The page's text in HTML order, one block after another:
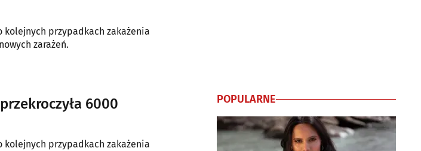
kolejnych przypadkach zakażenia
zarażeń.
6000
kolejnych przypadkach zakażenia
POPULARNE